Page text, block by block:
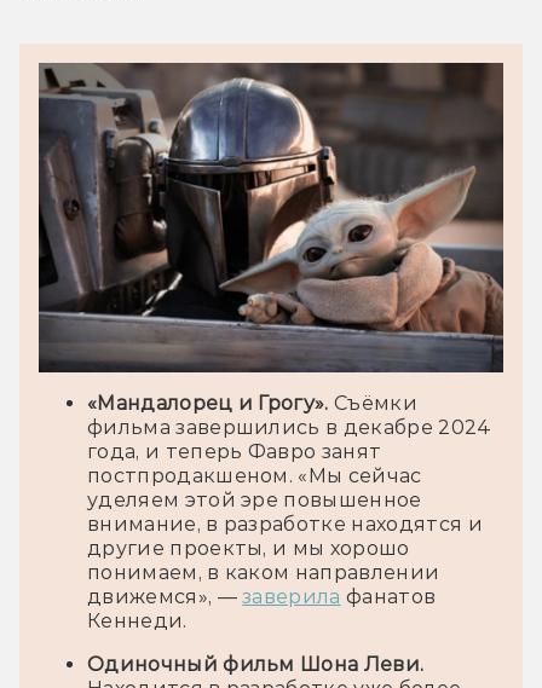
«Мандалорец и Грогу». Съёмки
фильма завершились в декабре 2024
года, и теперь Фавро занят
постпродакшеном. «Мы сейчас
уделяем этой эре повышенное
внимание, в разработке находятся и
другие проекты, и мы хорошо
понимаем, в каком направлении
движемся», —заверила фанатов
Кеннеди.
Одиночный фильм Шона Леви.